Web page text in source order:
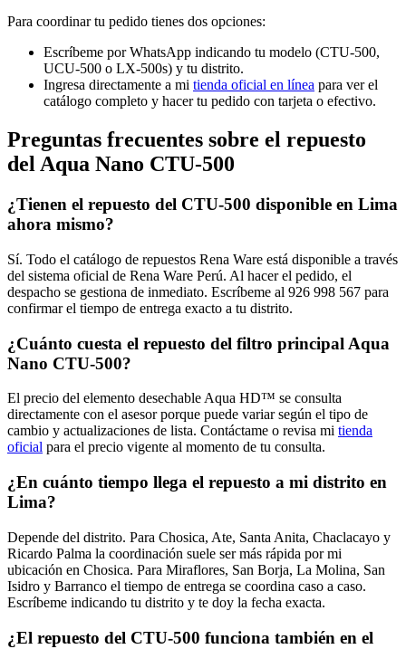
Para coordinar tu pedido tienes dos opciones:
Escríbeme por WhatsApp indicando tu modelo (CTU-500,
UCU-500 o LX-500s) y tu distrito.
Ingresa directamente a mi tienda oficial en línea para ver el
catálogo completo y hacer tu pedido con tarjeta o efectivo.
Preguntas frecuentes sobre el repuesto
del Aqua Nano CTU-500
¿Tienen el repuesto del CTU-500 disponible en Lima
ahora mismo?
Sí. Todo el catálogo de repuestos Rena Ware está disponible a través
del sistema oficial de Rena Ware Perú. Al hacer el pedido, el
despacho se gestiona de inmediato. Escríbeme al 926 998 567 para
confirmar el tiempo de entrega exacto a tu distrito.
¿Cuánto cuesta el repuesto del filtro principal Aqua
Nano CTU-500?
El precio del elemento desechable Aqua HD™ se consulta
directamente con el asesor porque puede variar según el tipo de
cambio y actualizaciones de lista. Contáctame o revisa mi tienda
oficial para el precio vigente al momento de tu consulta.
¿En cuánto tiempo llega el repuesto a mi distrito en
Lima?
Depende del distrito. Para Chosica, Ate, Santa Anita, Chaclacayo y
Ricardo Palma la coordinación suele ser más rápida por mi
ubicación en Chosica. Para Miraflores, San Borja, La Molina, San
Isidro y Barranco el tiempo de entrega se coordina caso a caso.
Escríbeme indicando tu distrito y te doy la fecha exacta.
¿El repuesto del CTU-500 funciona también en el